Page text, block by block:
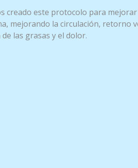
SIN EXCIPIENTES · SIN
creado este protocolo para
mejorando la circulación, retorno
las grasas y el dolor.